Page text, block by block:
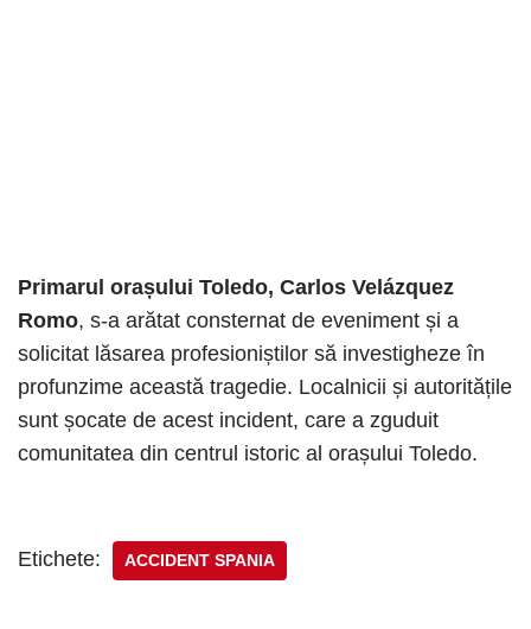
Primarul orașului Toledo, Carlos Velázquez
Romo, s-a arătat consternat de eveniment și a
solicitat lăsarea profesioniștilor să investigheze în
profunzime această tragedie. Localnicii și autoritățile
sunt șocate de acest incident, care a zguduit
comunitatea din centrul istoric al orașului Toledo.
Etichete: ACCIDENT SPANIA